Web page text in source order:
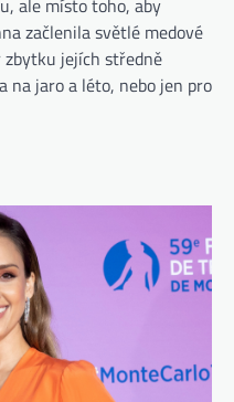
ale místo toho, aby
začlenila světlé medové
jejích středně
na jaro a léto, nebo jen pro